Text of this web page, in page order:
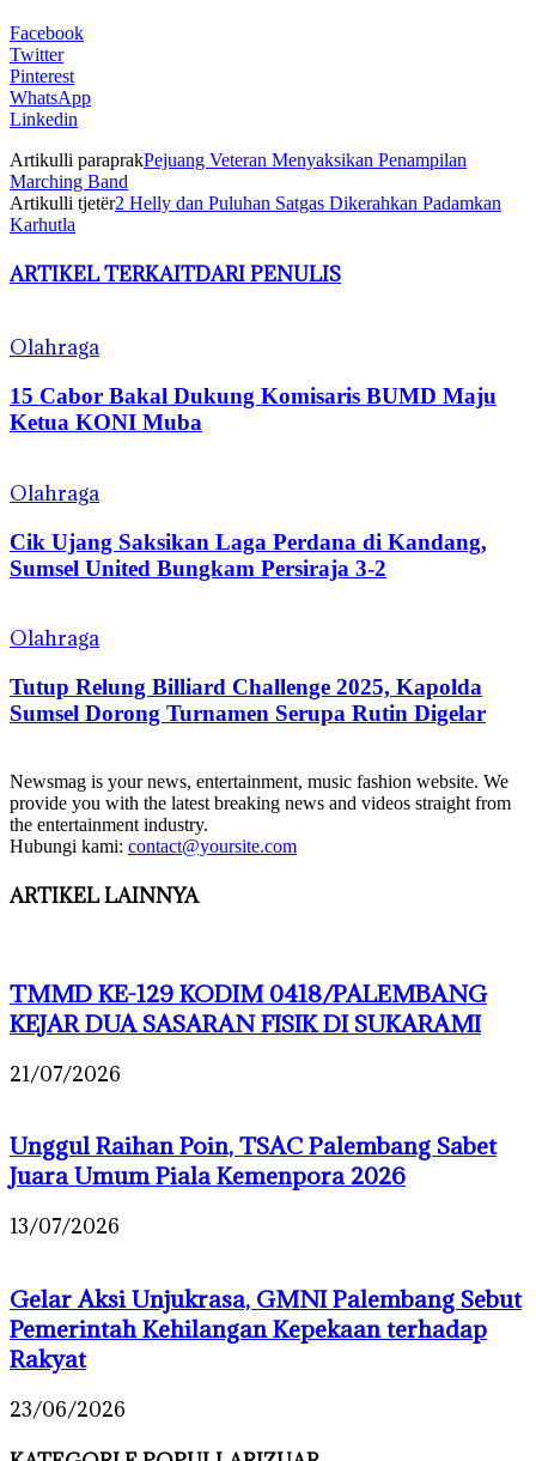
Facebook
Twitter
Pinterest
WhatsApp
Linkedin
Artikulli paraprakPejuang Veteran Menyaksikan Penampilan
Marching Band
Artikulli tjetër2 Helly dan Puluhan Satgas Dikerahkan Padamkan
Karhutla
ARTIKEL TERKAITDARI PENULIS
Olahraga
15 Cabor Bakal Dukung Komisaris BUMD Maju
Ketua KONI Muba
Olahraga
Cik Ujang Saksikan Laga Perdana di Kandang,
Sumsel United Bungkam Persiraja 3-2
Olahraga
Tutup Relung Billiard Challenge 2025, Kapolda
Sumsel Dorong Turnamen Serupa Rutin Digelar
Newsmag is your news, entertainment, music fashion website. We
provide you with the latest breaking news and videos straight from
the entertainment industry.
Hubungi kami: contact@yoursite.com
ARTIKEL LAINNYA
TMMD KE-129 KODIM 0418/PALEMBANG
KEJAR DUA SASARAN FISIK DI SUKARAMI
21/07/2026
Unggul Raihan Poin, TSAC Palembang Sabet
Juara Umum Piala Kemenpora 2026
13/07/2026
Gelar Aksi Unjukrasa, GMNI Palembang Sebut
Pemerintah Kehilangan Kepekaan terhadap
Rakyat
23/06/2026